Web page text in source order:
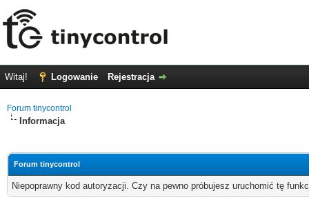
Witaj! Logowanie Rejestracja
Forum tinycontrol
Informacja
Forum tinycontrol
Niepoprawny kod autoryzacji. Czy na pewno próbujesz uruchomić tę